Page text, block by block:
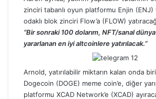
zinciri tabanlı oyun platformu Enjin
odaklı blok zinciri Flow’a (FLOW)
“Bir sonraki 100 dolarım, NFT/sanal dünya
yararlanan en iyi altcoinlere yatırılacak.”
Arnold, yatırılabilir miktarın kalan onda biri
Dogecoin (DOGE) meme coin’e, diğer
platformu XCAD Network’e (XCAD)